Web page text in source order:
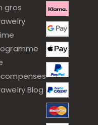
gros
Blog